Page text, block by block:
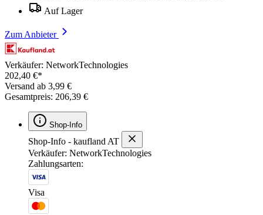
Auf Lager
Zum Anbieter
Verkäufer: NetworkTechnologies
202,40 €*
Versand ab 3,99 €
Gesamtpreis: 206,39 €
Shop-Info
Shop-Info - kaufland AT
Verkäufer: NetworkTechnologies
Zahlungsarten:
Visa